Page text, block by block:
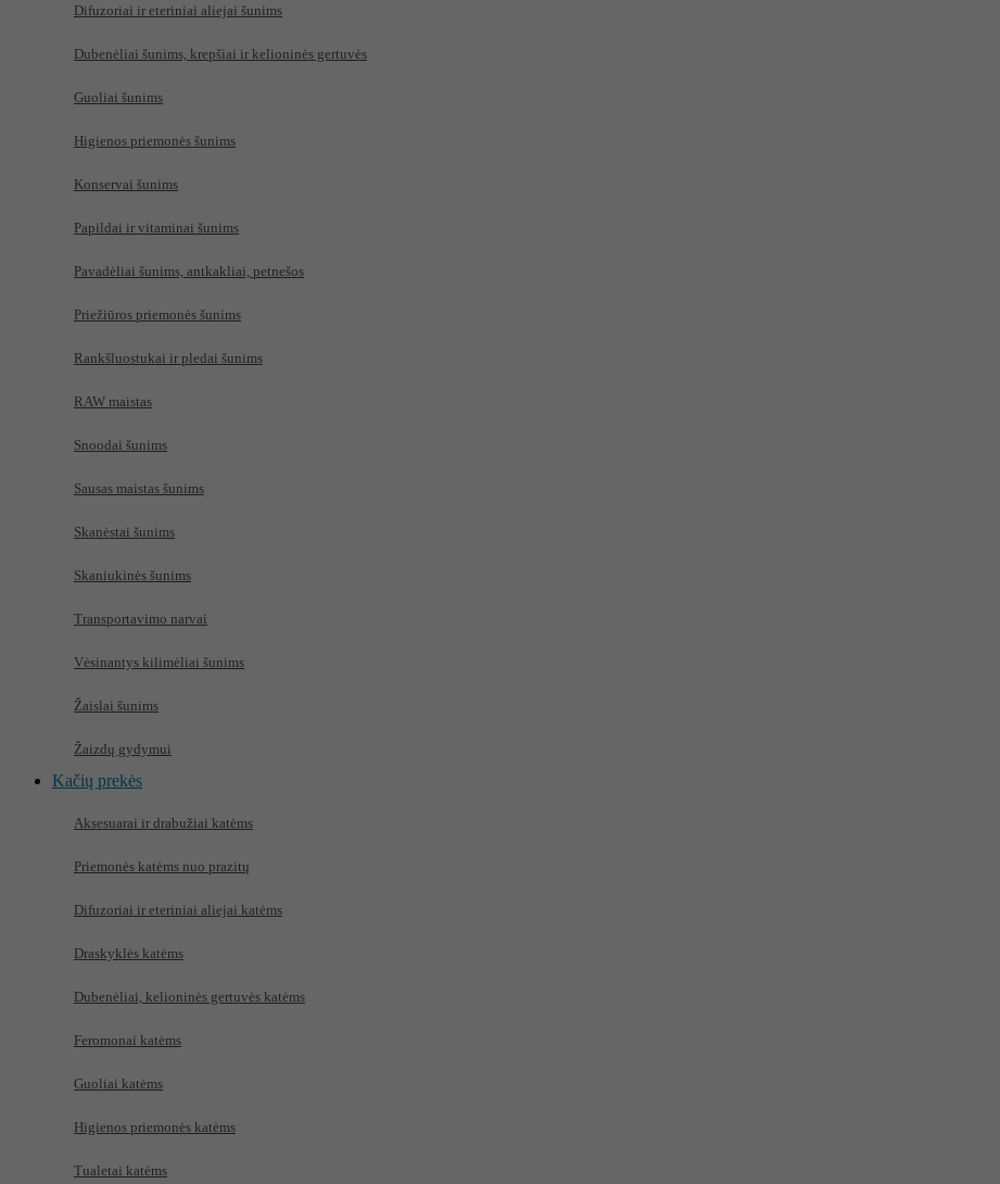
Difuzoriai ir eteriniai aliejai šunims
Dubenėliai šunims, krepšiai ir kelioninės gertuvės
Guoliai šunims
Higienos priemonės šunims
Konservai šunims
Papildai ir vitaminai šunims
Pavadėliai šunims, antkakliai, petnešos
Priežiūros priemonės šunims
Rankšluostukai ir pledai šunims
RAW maistas
Snoodai šunims
Sausas maistas šunims
Skanėstai šunims
Skaniukinės šunims
Transportavimo narvai
Vėsinantys kilimėliai šunims
Žaislai šunims
Žaizdų gydymui
Kačių prekės
Aksesuarai ir drabužiai katėms
Priemonės katėms nuo prazitų
Difuzoriai ir eteriniai aliejai katėms
Draskyklės katėms
Dubenėliai, kelioninės gertuvės katėms
Feromonai katėms
Guoliai katėms
Higienos priemonės katėms
Tualetai katėms